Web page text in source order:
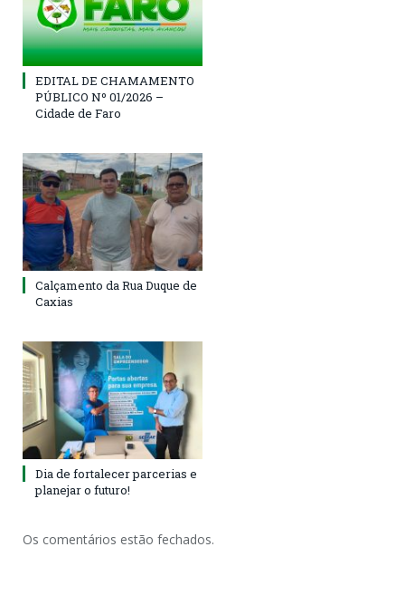
EDITAL DE CHAMAMENTO
PÚBLICO Nº 01/2026 –
Cidade de Faro
Calçamento da Rua Duque de
Caxias
Dia de fortalecer parcerias e
planejar o futuro!
Os comentários estão fechados.